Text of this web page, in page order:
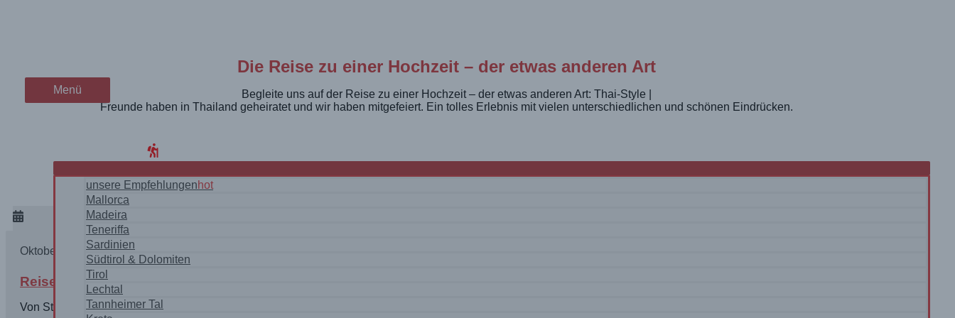
Menü
Menü
unsere Empfehlungenhot
Mallorca
Madeira
Teneriffa
Sardinien
Südtirol & Dolomiten
Tirol
Lechtal
Tannheimer Tal
Die Reise zu einer Hochzeit – der etwas anderen Art
Begleite uns auf der Reise zu einer Hochzeit – der etwas anderen Art: Thai-Style |
Freunde haben in Thailand geheiratet und wir haben mitgefeiert. Ein tolles Erlebnis mit vielen unterschiedlichen und schönen Eindrücken.
Oktober 23, 2018
Reise nach Bangkok. In 20 Stunden in einer anderen Welt
Von Stuttgart nach Zürich nach Bangkok – in die Altstadt und Khaosan-Road So schnell kann man in eine andere Welt eintauchen und die deutschen Gedanken…